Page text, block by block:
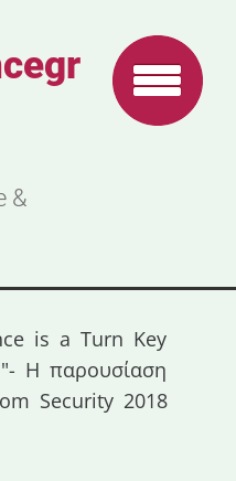
&
is a Turn Key
H παρουσίαση
Security 2018